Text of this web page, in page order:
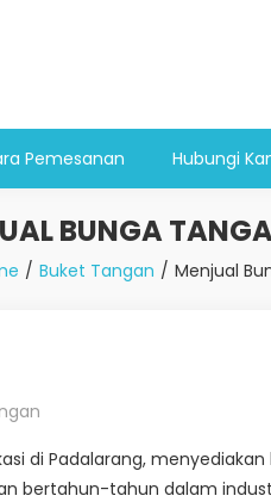
Pemesanan Hubungi
BUNGA
Buket Tangan Menjual
di Padalarang,
bertahun-tahun dalam